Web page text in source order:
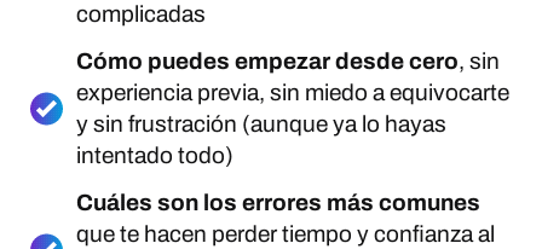
complicadas
Cómo puedes empezar desde cero, sin
experiencia previa, sin miedo a equivocarte
y sin frustración (aunque ya lo hayas
intentado todo)
Cuáles son los errores más comunes
que te hacen perder tiempo y confianza al